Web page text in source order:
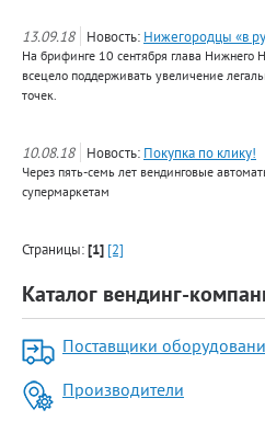
13.09.18 Новость: Нижегородцы «в
На брифинге 10 сентября глава Нижнего
всецело поддерживать увеличение
точек.
10.08.18 Новость: Покупка по клику!
Через пять-семь лет вендинговые
супермаркетам
Страницы:[1] [2]
Каталог вендинг-
Поставщики
Производители